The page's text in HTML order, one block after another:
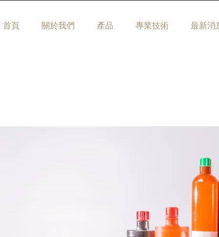
首頁 關於我們 產品 專業技術 最新消